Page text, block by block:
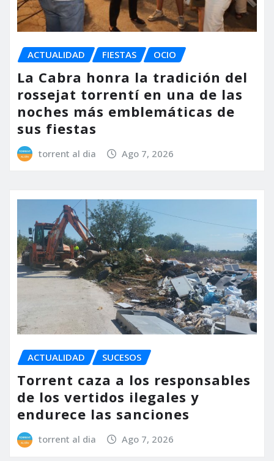
ACTUALIDAD FIESTAS OCIO
La Cabra honra la tradición del
rossejat torrentí en una de las
noches más emblemáticas de
sus fiestas
torrent al dia Ago 7, 2026
ACTUALIDAD SUCESOS
Torrent caza a los responsables
de los vertidos ilegales y
endurece las sanciones
torrent al dia Ago 7, 2026